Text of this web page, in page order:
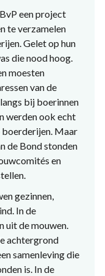
een project
te verzamelen
Gelet op hun
die nood hoog.
moesten
van de
bij boerinnen
werden ook echt
Maar
de Bond stonden
en
gezinnen,
In de
uit de mouwen.
achtergrond
samenleving die
is. In de